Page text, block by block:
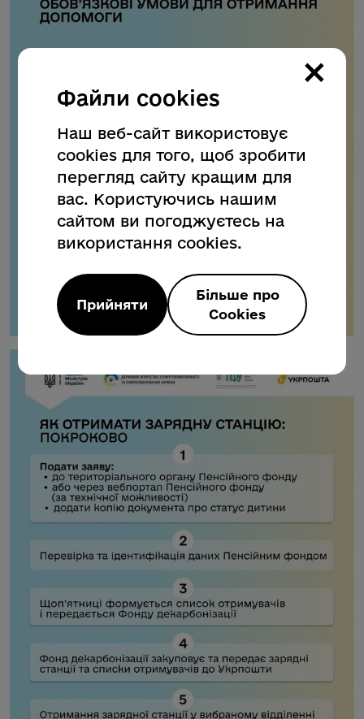
×
Файли cookies
Наш веб-сайт використовує
cookies для того, щоб зробити
перегляд сайту кращим для
вас. Користуючись нашим
сайтом ви погоджуєтесь на
використання cookies.
Прийняти
Більше про
Cookies